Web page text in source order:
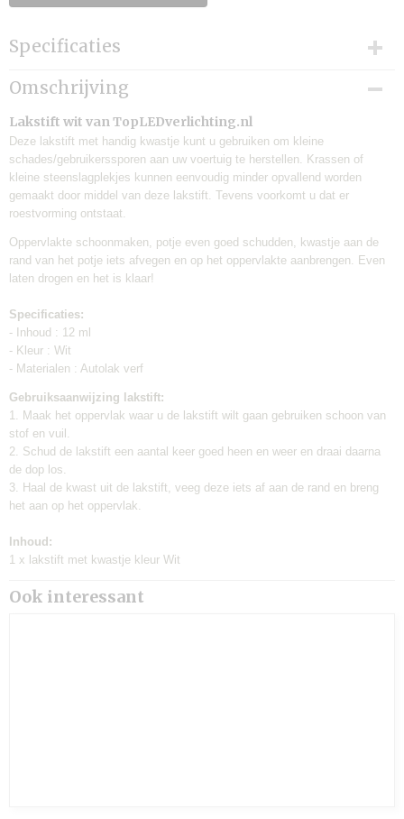
Specificaties
Productcode
TLV-ALL02
EAN code
9506294823741
Productcode leverancier
TLVX
Levertijd:
één werkdag
Merk:
TLVX
Verzendkosten:
Omschrijving
Lakstift wit van TopLEDverlichting.nl
Deze lakstift met handig kwastje kunt u gebruiken om kleine
schades/gebruikerssporen aan uw voertuig te herstellen. Krassen of
kleine steenslagplekjes kunnen eenvoudig minder opvallend worden
gemaakt door middel van deze lakstift. Tevens voorkomt u dat er
roestvorming ontstaat.
Oppervlakte schoonmaken, potje even goed schudden, kwastje aan de
rand van het potje iets afvegen en op het oppervlakte aanbrengen. Even
laten drogen en het is klaar!
Specificaties:
- Inhoud : 12 ml
- Kleur : Wit
- Materialen : Autolak verf
Gebruiksaanwijzing lakstift:
1. Maak het oppervlak waar u de lakstift wilt gaan gebruiken schoon van
stof en vuil.
2. Schud de lakstift een aantal keer goed heen en weer en draai daarna
de dop los.
3. Haal de kwast uit de lakstift, veeg deze iets af aan de rand en breng
het aan op het oppervlak.
Inhoud:
1 x lakstift met kwastje kleur Wit
Ook interessant